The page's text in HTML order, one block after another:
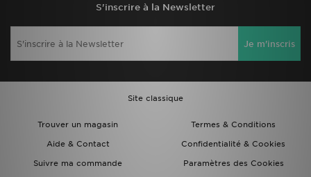
S'inscrire à la Newsletter
Je m'inscris
Site classique
Trouver un magasin
Termes & Conditions
Aide & Contact
Confidentialité & Cookies
Suivre ma commande
Paramètres des Cookies
Télécharge l'Appli